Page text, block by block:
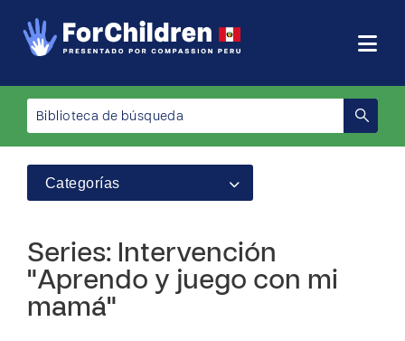
Categorías
Series: Intervención
"Aprendo y juego con mi
mamá"